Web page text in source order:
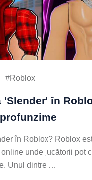
Roblox
'Slender' în
în Roblox? Roblox
unde jucătorii pot
Unul dintre …